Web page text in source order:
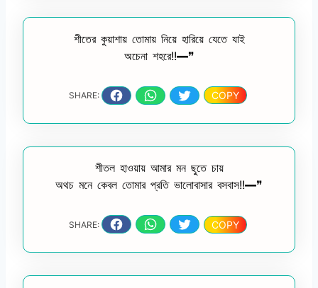
শীতের কুয়াশায় তোমায় নিয়ে হারিয়ে যেতে যাই
অচেনা শহরে!!━❞
SHARE: COPY
শীতল হাওয়ায় আমার মন ছুতে চায়
অথচ মনে কেবল তোমার প্রতি ভালোবাসার বসবাস!!━❞
SHARE: COPY